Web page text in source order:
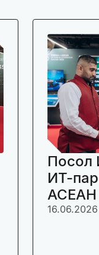
Посол
ИТ-
АСЕАН
16.06.2026